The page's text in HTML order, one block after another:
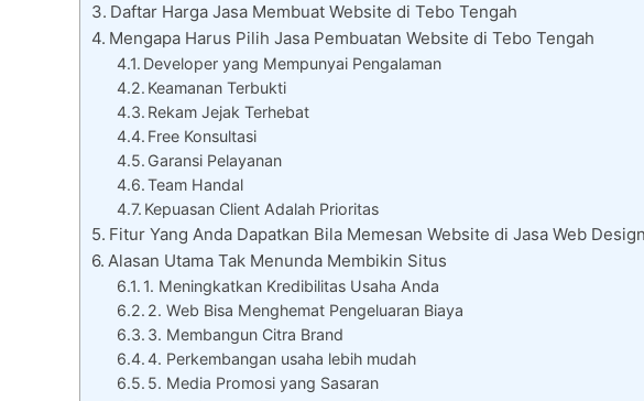
Daftar Harga Jasa Membuat Website di Tebo Tengah
Mengapa Harus Pilih Jasa Pembuatan Website di Tebo Tengah
Developer yang Mempunyai Pengalaman
Keamanan Terbukti
Rekam Jejak Terhebat
Free Konsultasi
Garansi Pelayanan
Team Handal
Kepuasan Client Adalah Prioritas
Fitur Yang Anda Dapatkan Bila Memesan Website di Jasa Web
Alasan Utama Tak Menunda Membikin Situs
1. Meningkatkan Kredibilitas Usaha Anda
2. Web Bisa Menghemat Pengeluaran Biaya
3. Membangun Citra Brand
4. Perkembangan usaha lebih mudah
5. Media Promosi yang Sasaran